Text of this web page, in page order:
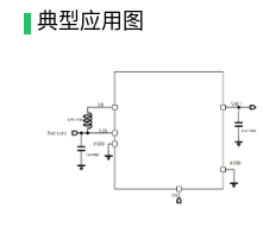
典型应用图